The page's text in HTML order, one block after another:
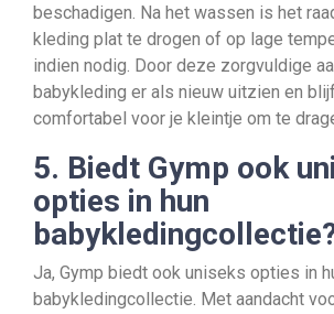
beschadigen. Na het wassen is het
kleding plat te drogen of op lage
indien nodig. Door deze zorgvuldige
babykleding er als nieuw uitzien en
comfortabel voor je kleintje om te
5. Biedt Gymp ook
opties in hun
Ja, Gymp biedt ook uniseks opties in
babykledingcollectie. Met aandacht